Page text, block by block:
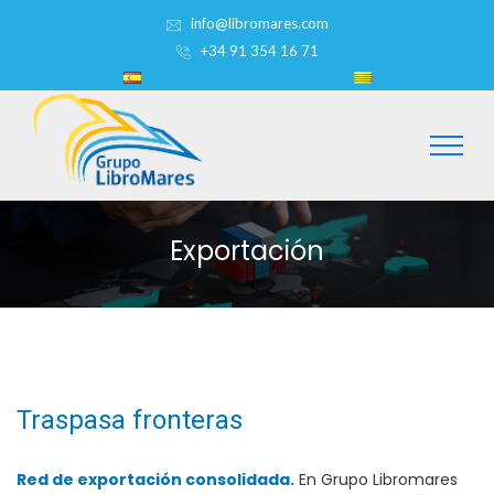
info@libromares.com
+34 91 354 16 71
Exportación
Traspasa fronteras
Red de exportación consolidada. En Grupo Libromares